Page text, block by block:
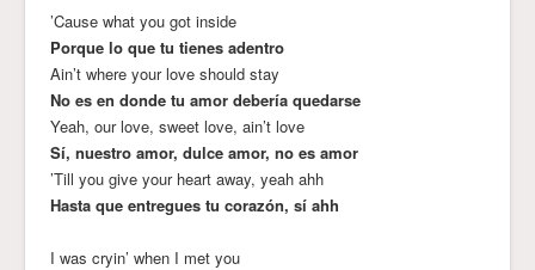
’Cause what you got inside
Porque lo que tu tienes adentro
Ain’t where your love should stay
No es en donde tu amor debería quedarse
Yeah, our love, sweet love, ain’t love
Sí, nuestro amor, dulce amor, no es amor
’Till you give your heart away, yeah ahh
Hasta que entregues tu corazón, sí ahh
I was cryin’ when I met you